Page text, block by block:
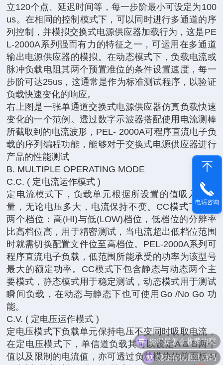
立120个点、延迟时间等，每一步阶最小可设定为100
us。在相同的控制模式下，可以同时进行多通道的序
列控制，并模拟交换式电源供应器加载行为，这是PE
L-2000A系列强而有力的特征之一，可运用在多通道
输出电源供应器的模拟。在动态模式下，负载电流或
脉冲负载电阻其两个预置准位的条件设置速度，每一
步阶可达25us，这通常是作为标准测试程序，以验证
负载快速变化的响应。
右上图是一张单通道交换式电源供应器仿真负载快速
变化的一个范例。透过数字示波器搭配使用电流测棒
所截取到的电流波形，PEL- 2000A可程序直流电子负
载的序列编程功能，能够对于交换式电源供应器进行
产品的性能测试
B. MULTIPLE OPERATING MODE
C.C. ( 定电流运作模式 )
定电流模式下，负载单元根据所设置的值吸入电流
量，无论电压多大，电流保持不变。CC模式下共有
两个档位：高(HI)与低(LOW)档位，低档位的分辨率
比高档位高，用于精密测试，当电流超出低档位范围
时就需切换配置文件位至高档位。PEL-2000A系列可
程序直流电子负载，低范围所能承受的功率为该型号
最大的额定功率。CC模式下包含静态与动态两个主
要模式，静态模式用于稳定测试，动态模式用于测试
瞬间负载，在动态与静态下也可使用Go /No Go 功
能。
C.V. ( 定电压运作模式 )
定电压模式下负载单元保持电压不变同时吸取电流，
在定电压模式下，单信道负载其可以设定A & B两个
值以及限制的电流值，亦可透过负载模块的前面板A/
电话咨询
你们是怎么收费的呢
现在有优惠活动吗